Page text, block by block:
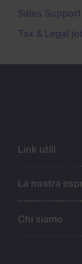
Sales
Tax & Legal
Link utili
La nostra
Chi siamo